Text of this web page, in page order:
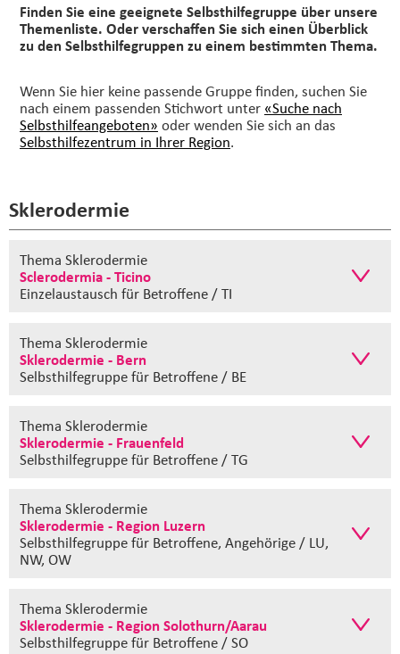
Finden Sie eine geeignete Selbsthilfegruppe über unsere
Themenliste. Oder verschaffen Sie sich einen Überblick
zu den Selbsthilfegruppen zu einem bestimmten Thema.
Wenn Sie hier keine passende Gruppe finden, suchen Sie
nach einem passenden Stichwort unter «Suche nach
Selbsthilfeangeboten» oder wenden Sie sich an das
Selbsthilfezentrum in Ihrer Region.
Sklerodermie
Thema Sklerodermie
Sclerodermia - Ticino
Einzelaustausch für Betroffene / TI
Thema Sklerodermie
Sklerodermie - Bern
Selbsthilfegruppefür Betroffene / BE
Thema Sklerodermie
Sklerodermie - Frauenfeld
Selbsthilfegruppefür Betroffene / TG
Thema Sklerodermie
Sklerodermie - Region Luzern
Selbsthilfegruppefür Betroffene, Angehörige / LU,
NW, OW
Thema Sklerodermie
Sklerodermie - Region Solothurn/Aarau
Selbsthilfegruppefür Betroffene / SO